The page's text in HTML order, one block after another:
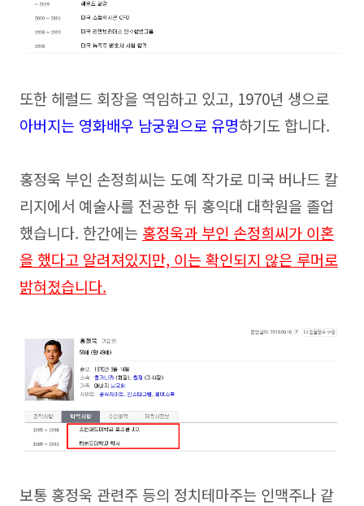
또한 헤럴드 회장을 역임하고 있고, 1970년 생으로
아버지는 영화배우 남궁원으로 유명하기도 합니다.
홍정욱 부인 손정희씨는 도예 작가로 미국 버나드 칼
리지에서 예술사를 전공한 뒤 홍익대 대학원을 졸업
했습니다. 한간에는 홍정욱과 부인 손정희씨가 이혼
을 했다고 알려져있지만, 이는 확인되지 않은 루머로
밝혀졌습니다.
보통 홍정욱 관련주 등의 정치테마주는 인맥주나 같